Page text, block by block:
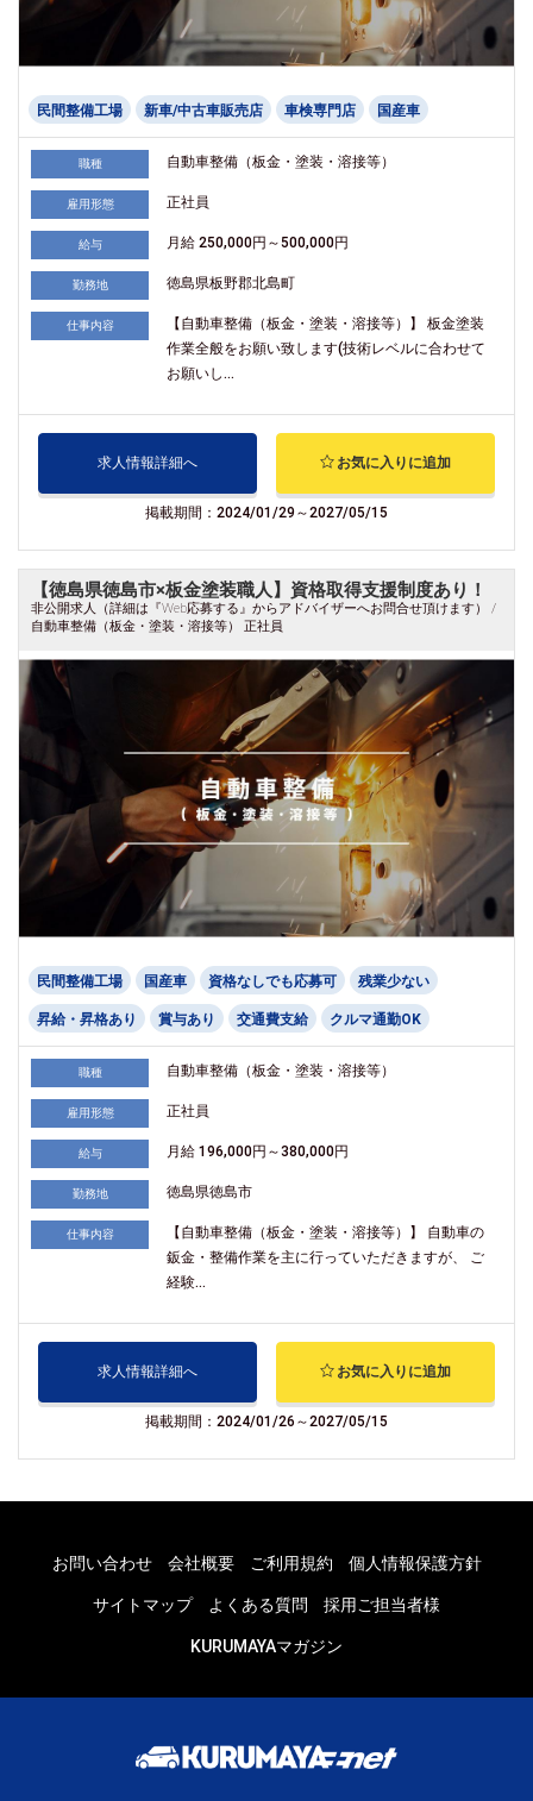
民間整備工場 新車/中古車販売店 車検専門店 国産車
職種 自動車整備（板金・塗装・溶接等）
雇用形態 正社員
給与 月給 250,000円～500,000円
勤務地 徳島県板野郡北島町
仕事内容
【自動車整備（板金・塗装・溶接等）】 板金塗装
作業全般をお願い致します(技術レベルに合わせて
お願いし...
求人情報詳細へ お気に入りに追加
掲載期間：2024/01/29～2027/05/15
【徳島県徳島市×板金塗装職人】資格取得支援制度あり！
非公開求人（詳細は『Web応募する』からアドバイザーへお問合せ頂けます） /
自動車整備（板金・塗装・溶接等） 正社員
民間整備工場 国産車 資格なしでも応募可 残業少ない
昇給・昇格あり 賞与あり 交通費支給 クルマ通勤OK
職種 自動車整備（板金・塗装・溶接等）
雇用形態 正社員
給与 月給 196,000円～380,000円
勤務地 徳島県徳島市
仕事内容
【自動車整備（板金・塗装・溶接等）】 自動車の
鈑金・整備作業を主に行っていただきますが、 ご
経験...
求人情報詳細へ お気に入りに追加
掲載期間：2024/01/26～2027/05/15
お問い合わせ 会社概要 ご利用規約 個人情報保護方針
サイトマップ よくある質問 採用ご担当者様
KURUMAYAマガジン